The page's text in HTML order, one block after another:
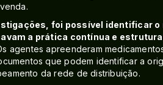
foi possível identificar
a prática contínua e
agentes apreenderam
que podem identificar a
da rede de distribuição.